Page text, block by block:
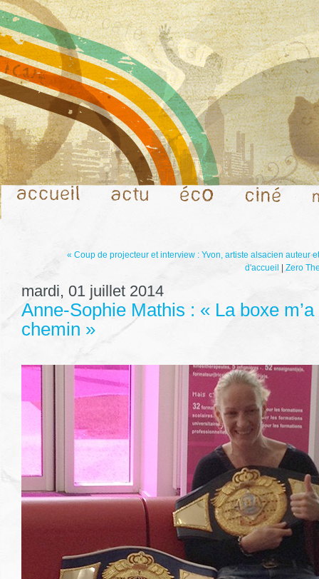
« Coup de projecteur et interview : Yvon, artiste alsacien auteur
d'accueil
Zero
mardi, 01 juillet 2014
Anne-Sophie Mathis : « La boxe
chemin »